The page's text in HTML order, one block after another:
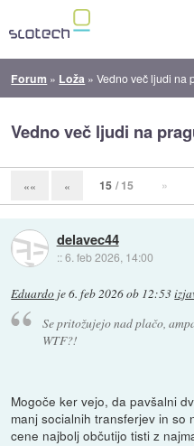
Forum » Loža »Vedno več ljudi na
Vedno več ljudi na
«« « 15 / 15 »
delavec44
::6. feb 2026, 14:00
Eduardo je6. feb 2026 ob 12:53
Se pritožujejo nad plačo,
WTF?!
Mogoče ker vejo, da pavšalni
manj socialnih transferjev in so
cene najbolj občutijo tisti z